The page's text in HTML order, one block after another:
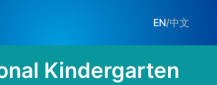
EN/中文
Kindergarten